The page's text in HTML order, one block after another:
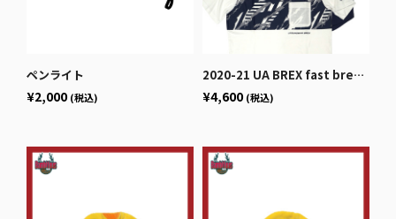
ペンライト
¥2,000 (税込)
2020-21 UA BREX fast break ポケットTシャツ（ホワイト / ネイビー）
¥4,600 (税込)